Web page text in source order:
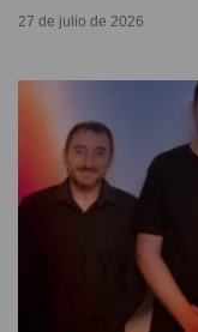
27 de julio de 2026